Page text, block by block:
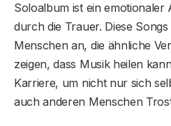
Soloalbum ist ein emotionaler
durch die Trauer. Diese
Menschen an, die ähnliche
zeigen, dass Musik heilen
Karriere, um nicht nur sich
auch anderen Menschen